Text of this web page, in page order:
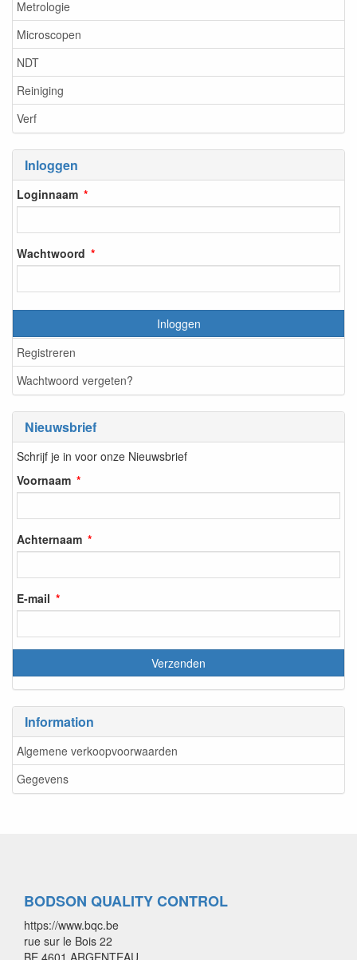
Metrologie
Microscopen
NDT
Reiniging
Verf
Inloggen
Loginnaam
Wachtwoord
Inloggen
Registreren
Wachtwoord vergeten?
Nieuwsbrief
Schrijf je in voor onze Nieuwsbrief
Voornaam
Achternaam
E-mail
Information
Algemene verkoopvoorwaarden
Gegevens
BODSON QUALITY CONTROL
https://www.bqc.be
rue sur le Bois 22
BE 4601 ARGENTEAU